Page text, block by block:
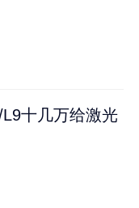
十几万给激光